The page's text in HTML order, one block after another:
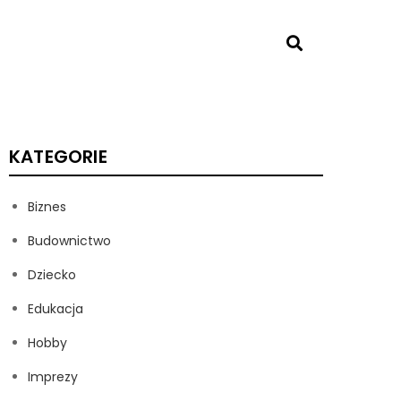
KATEGORIE
Biznes
Budownictwo
Dziecko
Edukacja
Hobby
Imprezy